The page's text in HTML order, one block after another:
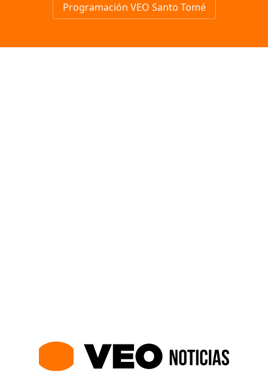
Programación VEO Santo Tomé